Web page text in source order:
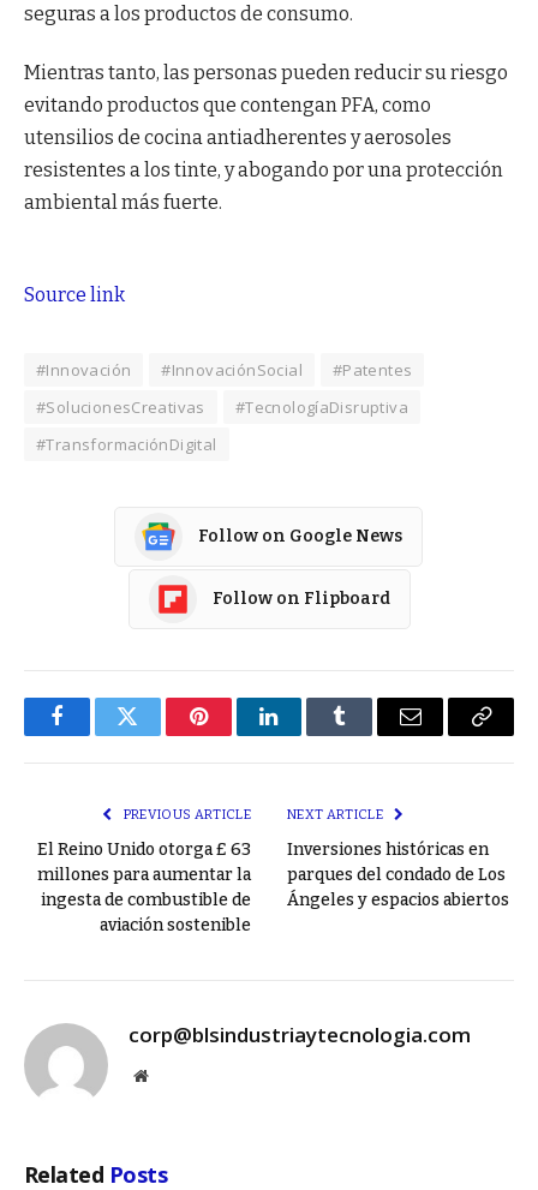
seguras a los productos de consumo.
Mientras tanto, las personas pueden reducir su riesgo
evitando productos que contengan PFA, como
utensilios de cocina antiadherentes y aerosoles
resistentes a los tinte, y abogando por una protección
ambiental más fuerte.
Source link
#Innovación #InnovaciónSocial
#Patentes
#SolucionesCreativas
#TecnologíaDisruptiva
#TransformaciónDigital
Follow on Google News
Follow on Flipboard
FacebookTwitter PinterestLinkedInTumblr Email
Copy
PREVIOUS ARTICLE
El Reino Unido otorga £ 63
millones para aumentar la
ingesta de combustible de
aviación sostenible
NEXT ARTICLE
Inversiones históricas en
parques del condado de Los
Ángeles y espacios abiertos
corp@blsindustriaytecnologia.com
Website
Related Posts